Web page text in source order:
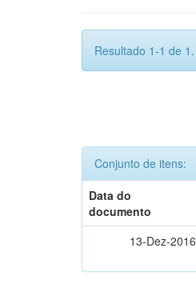
Resultado 1-1 de 1.
Conjunto de itens:
Data do
documento
13-Dez-2016